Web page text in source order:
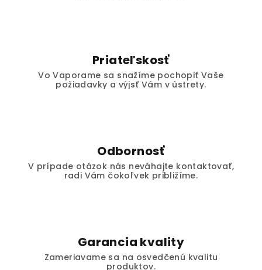
Priateľskosť
Vo Vaporame sa snažíme pochopiť Vaše
požiadavky a výjsť Vám v ústrety.
Odbornosť
V prípade otázok nás neváhajte kontaktovať,
radi Vám čokoľvek približíme.
Garancia kvality
Zameriavame sa na osvedčenú kvalitu
produktov.